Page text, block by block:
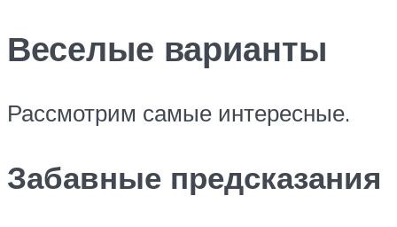
Веселые варианты
Рассмотрим самые интересные.
Забавные предсказания